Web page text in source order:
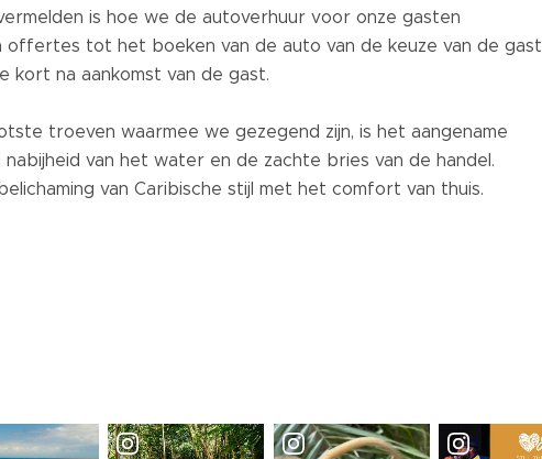
is hoe we de autoverhuur voor onze gasten
offertes tot het boeken van de auto van de keuze van de gast
kort na aankomst van de gast.
troeven waarmee we gezegend zijn, is het aangename
van het water en de zachte bries van de handel.
van Caribische stijl met het comfort van thuis.